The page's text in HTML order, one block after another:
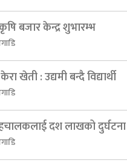
बजार केन्द्र शुभारम्भ
खेती : उद्यमी बन्दै विद्यार्थी
दश लाखको दुर्घटना